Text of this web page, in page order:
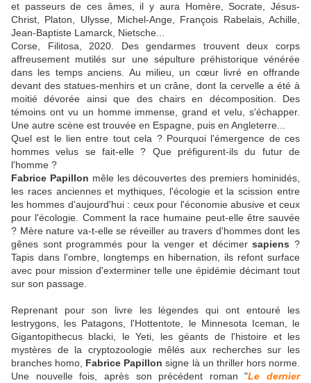
et passeurs de ces âmes, il y aura Homère, Socrate, Jésus-
Christ, Platon, Ulysse, Michel-Ange, François Rabelais, Achille,
Jean-Baptiste Lamarck, Nietsche...
Corse, Filitosa, 2020. Des gendarmes trouvent deux corps
affreusement mutilés sur une sépulture préhistorique vénérée
dans les temps anciens. Au milieu, un cœur livré en offrande
devant des statues-menhirs et un crâne, dont la cervelle a été à
moitié dévorée ainsi que des chairs en décomposition. Des
témoins ont vu un homme immense, grand et velu, s'échapper.
Une autre scène est trouvée en Espagne, puis en Angleterre...
Quel est le lien entre tout cela ? Pourquoi l'émergence de ces
hommes velus se fait-elle ? Que préfigurent-ils du futur de
l'homme ?
Fabrice Papillon mêle les découvertes des premiers hominidés,
les races anciennes et mythiques, l'écologie et la scission entre
les hommes d'aujourd'hui : ceux pour l'économie abusive et ceux
pour l'écologie. Comment la race humaine peut-elle être sauvée
? Mère nature va-t-elle se réveiller au travers d'hommes dont les
gênes sont programmés pour la venger et décimersapiens ?
Tapis dans l'ombre, longtemps en hibernation, ils refont surface
avec pour mission d'exterminer telle une épidémie décimant tout
sur son passage.
Reprenant pour son livre les légendes qui ont entouré les
lestrygons, les Patagons, l'Hottentote, le Minnesota Iceman, le
Gigantopithecus blacki, le Yeti, les géants de l'histoire et les
mystères de la cryptozoologie mêlés aux recherches sur les
branches homo, Fabrice Papillon signe là un thriller hors norme.
Une nouvelle fois, après son précédent roman "Le dernier